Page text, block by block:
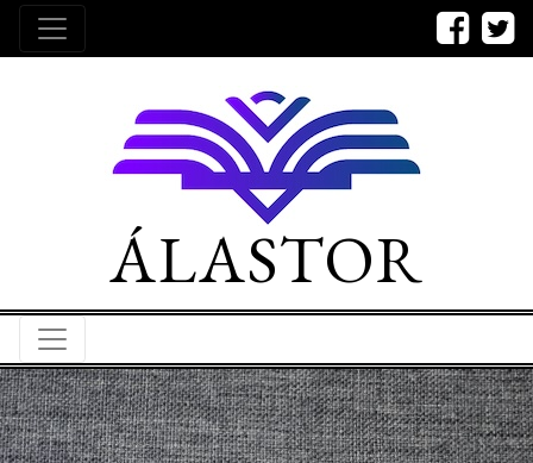
ÁLASTOR